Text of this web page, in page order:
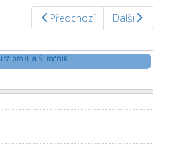
Předchozí Další
pro 8. a 9. ročník